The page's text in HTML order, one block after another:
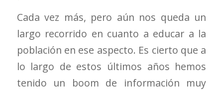
Cada vez más, pero aún nos queda un
largo recorrido en cuanto a educar a la
población en ese aspecto. Es cierto que a
lo largo de estos últimos años hemos
tenido un boom de información muy